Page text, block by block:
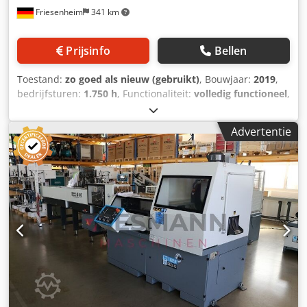
Friesenheim 341 km
Prijsinfo Bellen
Toestand: zo goed als nieuw (gebruikt), Bouwjaar: 2019,
bedrijfsturen: 1.750 h, Functionaliteit: volledig functioneel,
MEP Tiger 372 CNC LR 4.0 volautomatische
metaalcirkelzaag (2019) Fabrikant: Mep Type: Tiger 372
CNC LR 4.0 volautomatische metaalcirkelzaag Cedpfx Abey
S Ezwjlerf Bouwjaar: 2019 Staat: gebruikt, zeer goed,
gecontroleerd en gereinigd Bedrijfstijd: 1750 uur
Zaagcapaciteit rond 0°: 120 mm Zaagcapaciteit rond 45°
links: 115 mm Zaagcapaciteit rond 60° links: 115 mm
Zaagcapaciteit rond 45° rechts: 115 mm Zaagcapaciteit
vierkant 0°: 110 mm Zaagcapaciteit vierkant 45° links: 100
mm Zaagcapaciteit vierkant 60° links: 90 mm
Zaagcapaciteit vierkant 45° rechts: 100 mm Zaagcapaciteit
plat 0°: 180 x 100 mm Zaagcapaciteit plat 45° links: 120 x
100 mm Zaagcapaciteit plat 60° links: 90 x 90 mm
Zaagcapaciteit plat 45° rechts: 120 x 100 mm Traploze
Advertentie